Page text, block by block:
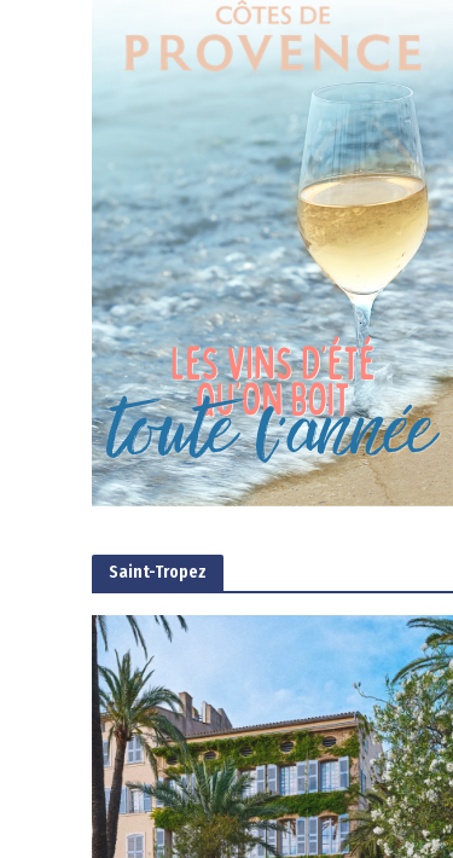
Saint-Tropez